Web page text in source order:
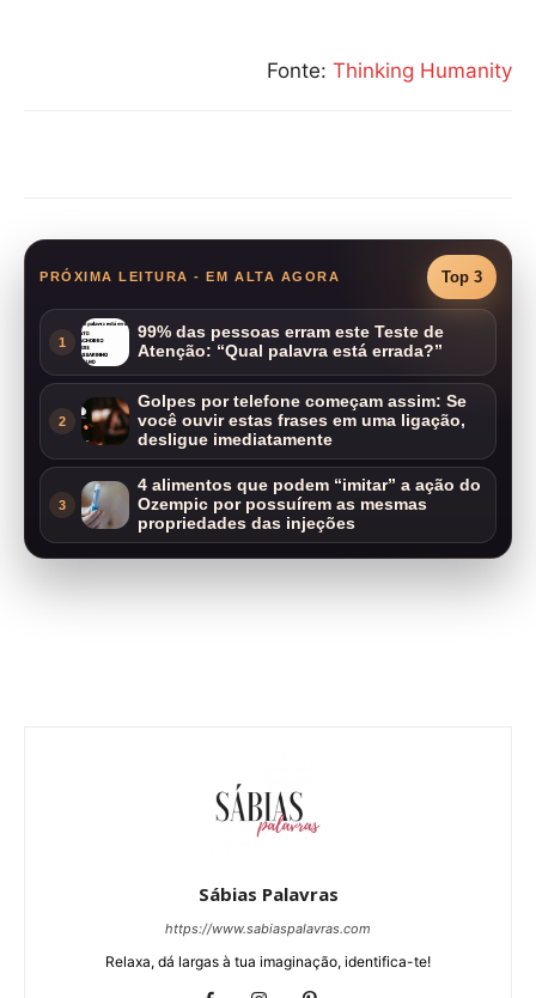
Fonte: Thinking Humanity
PRÓXIMA LEITURA - EM ALTA AGORA Top 3
1
99% das pessoas erram este Teste de
Atenção: “Qual palavra está errada?”
2
Golpes por telefone começam assim: Se
você ouvir estas frases em uma ligação,
desligue imediatamente
3
4 alimentos que podem “imitar” a ação do
Ozempic por possuírem as mesmas
propriedades das injeções
Sábias Palavras
https://www.sabiaspalavras.com
Relaxa, dá largas à tua imaginação, identifica-te!